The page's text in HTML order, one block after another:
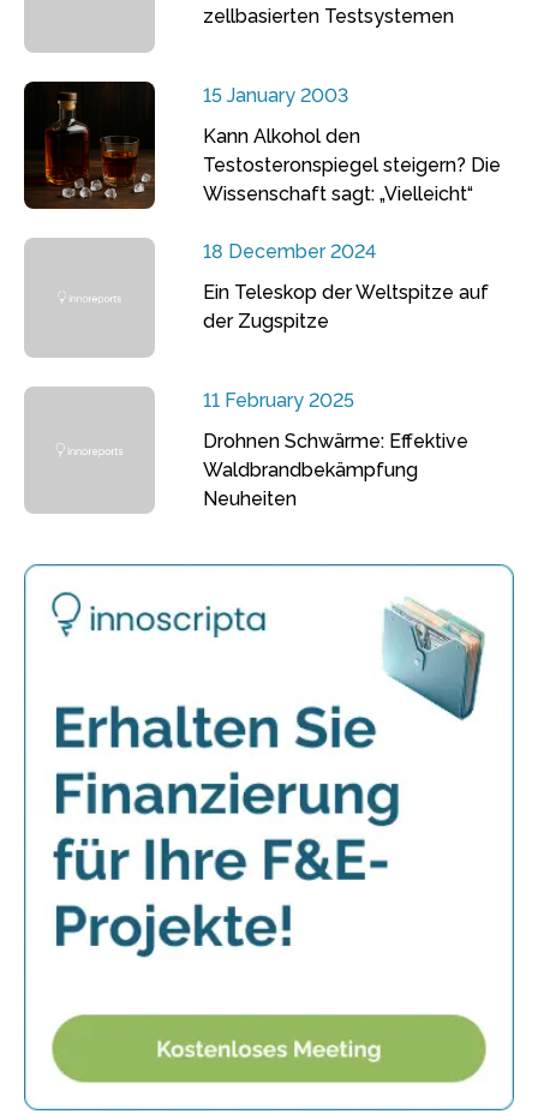
zellbasierten Testsystemen
15 January 2003
Kann Alkohol den
Testosteronspiegel steigern? Die
Wissenschaft sagt: „Vielleicht“
18 December 2024
Ein Teleskop der Weltspitze auf
der Zugspitze
11 February 2025
Drohnen Schwärme: Effektive
Waldbrandbekämpfung
Neuheiten